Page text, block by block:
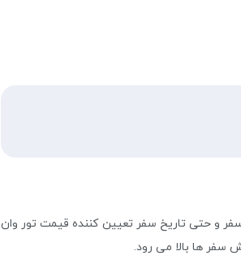
و حتی تاریخ سفر تعیین‌ کننده قیمت تور وان
سفر ها بالا می‌ رود.